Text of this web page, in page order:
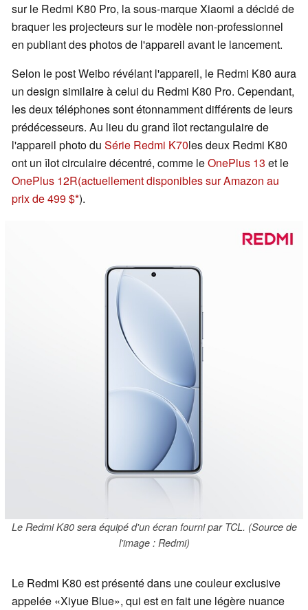
sur le Redmi K80 Pro, la sous-marque Xiaomi a décidé de
braquer les projecteurs sur le modèle non-professionnel
en publiant des photos de l'appareil avant le lancement.
Selon le post Weibo révélant l'appareil, le Redmi K80 aura
un design similaire à celui du Redmi K80 Pro. Cependant,
les deux téléphones sont étonnamment différents de leurs
prédécesseurs. Au lieu du grand îlot rectangulaire de
l'appareil photo du Série Redmi K70les deux Redmi K80
ont un îlot circulaire décentré, comme leOnePlus 13 et le
OnePlus 12R(actuellement disponibles sur Amazon au
prix de 499 $ ).
Le Redmi K80 sera équipé d'un écran fourni par TCL. (Source de
l'image : Redmi)
Le Redmi K80 est présenté dans une couleur exclusive
appelée Xiyue Blue , qui est en fait une légère nuance